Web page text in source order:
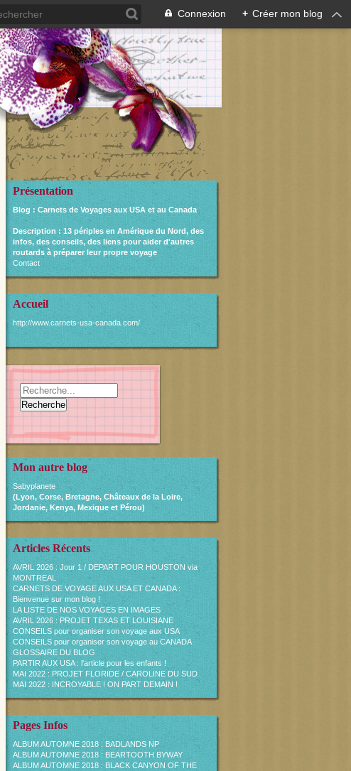
Connexion + Créer mon blog
Présentation
Blog : Carnets de Voyages aux USA et au Canada
Description : 13 périples en Amérique du Nord, des
infos, des conseils, des liens pour aider d'autres
routards à préparer leur propre voyage
Contact
Accueil
http://www.carnets-usa-canada.com/
Mon autre blog
Sabyplanete
(Lyon, Corse, Bretagne, Châteaux de la Loire,
Jordanie, Kenya, Mexique et Pérou)
Articles Récents
AVRIL 2026 : Jour 1 / DEPART POUR HOUSTON via
MONTREAL
CARNETS DE VOYAGE AUX USA ET CANADA :
Bienvenue sur mon blog !
LA LISTE DE NOS VOYAGES EN IMAGES
AVRIL 2026 : PROJET TEXAS ET LOUISIANE
CONSEILS pour organiser son voyage aux USA
CONSEILS pour organiser son voyage au CANADA
GLOSSAIRE DU BLOG
PARTIR AUX USA : l'article pour les enfants !
MAI 2022 : PROJET FLORIDE / CAROLINE DU SUD
MAI 2022 : INCROYABLE ! ON PART DEMAIN !
Pages Infos
ALBUM AUTOMNE 2018 : BADLANDS NP
ALBUM AUTOMNE 2018 : BEARTOOTH BYWAY
ALBUM AUTOMNE 2018 : BLACK CANYON OF THE